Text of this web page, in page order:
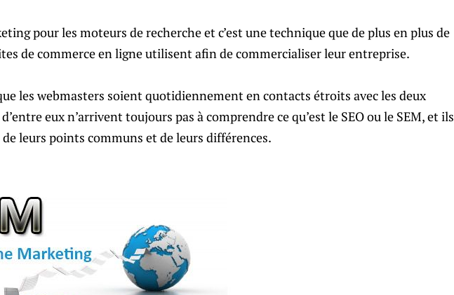
pour les moteurs de recherche et c’est une technique que de plus en plus de
de commerce en ligne utilisent afin de commercialiser leur entreprise.
les webmasters soient quotidiennement en contacts étroits avec les deux
eux n’arrivent toujours pas à comprendre ce qu’est le SEO ou le SEM, et ils
de leurs points communs et de leurs différences.